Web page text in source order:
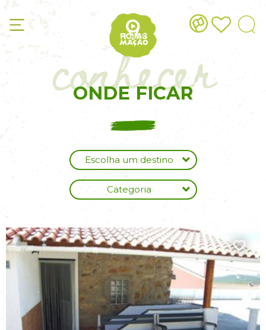
conhecer
ONDE FICAR